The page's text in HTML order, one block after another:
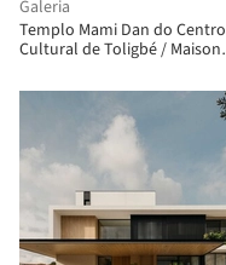
Galeria
Templo Mami Dan do Centro
Cultural de Toligbé / Maison